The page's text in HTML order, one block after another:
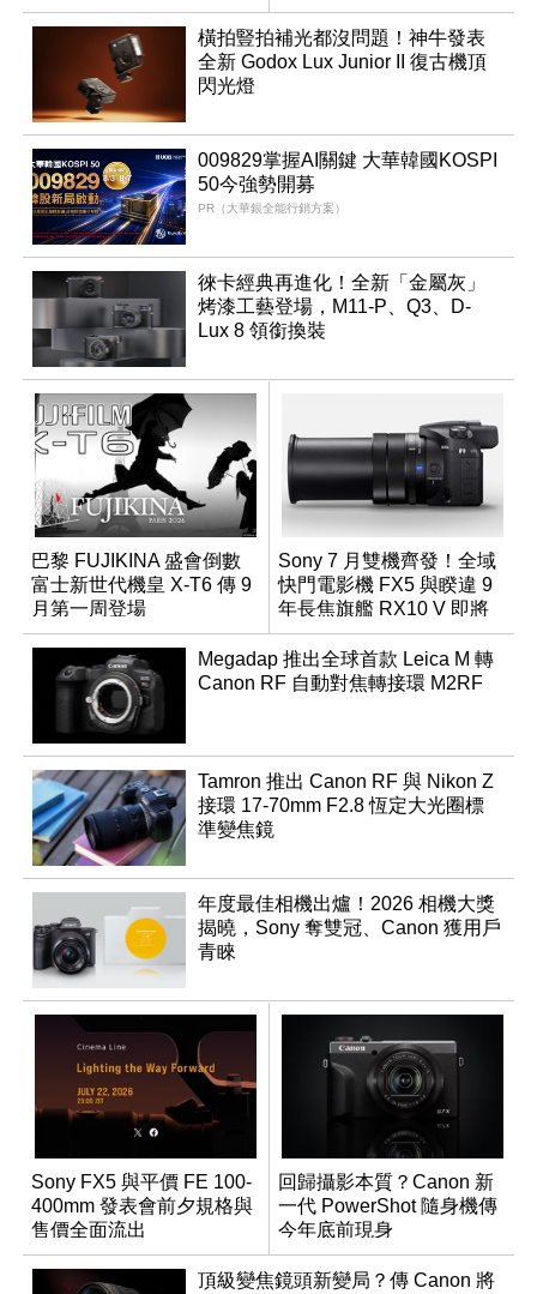
同步亮相
橫拍豎拍補光都沒問題！神牛發表
全新 Godox Lux Junior II 復古機頂
閃光燈
009829掌握AI關鍵 大華韓國KOSPI
50今強勢開募
PR（大華銀全能行銷方案）
徠卡經典再進化！全新「金屬灰」
烤漆工藝登場，M11-P、Q3、D-
Lux 8 領銜換裝
巴黎 FUJIKINA 盛會倒數
富士新世代機皇 X-T6 傳 9
月第一周登場
Sony 7 月雙機齊發！全域
快門電影機 FX5 與睽違 9
年長焦旗艦 RX10 V 即將
登場
Megadap 推出全球首款 Leica M 轉
Canon RF 自動對焦轉接環 M2RF
Tamron 推出 Canon RF 與 Nikon Z
接環 17-70mm F2.8 恆定大光圈標
準變焦鏡
年度最佳相機出爐！2026 相機大獎
揭曉，Sony 奪雙冠、Canon 獲用戶
青睞
Sony FX5 與平價 FE 100-
400mm 發表會前夕規格與
售價全面流出
回歸攝影本質？Canon 新
一代 PowerShot 隨身機傳
今年底前現身
頂級變焦鏡頭新變局？傳 Canon 將